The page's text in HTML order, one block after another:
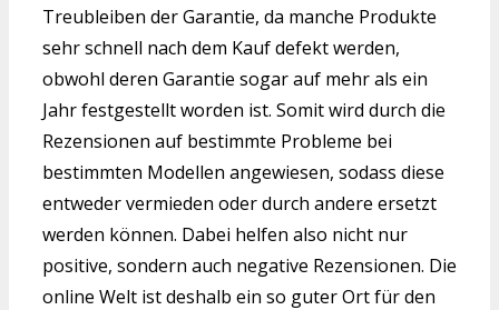
Treubleiben der Garantie, da manche Produkte
sehr schnell nach dem Kauf defekt werden,
obwohl deren Garantie sogar auf mehr als ein
Jahr festgestellt worden ist. Somit wird durch die
Rezensionen auf bestimmte Probleme bei
bestimmten Modellen angewiesen, sodass diese
entweder vermieden oder durch andere ersetzt
werden können. Dabei helfen also nicht nur
positive, sondern auch negative Rezensionen. Die
online Welt ist deshalb ein so guter Ort für den